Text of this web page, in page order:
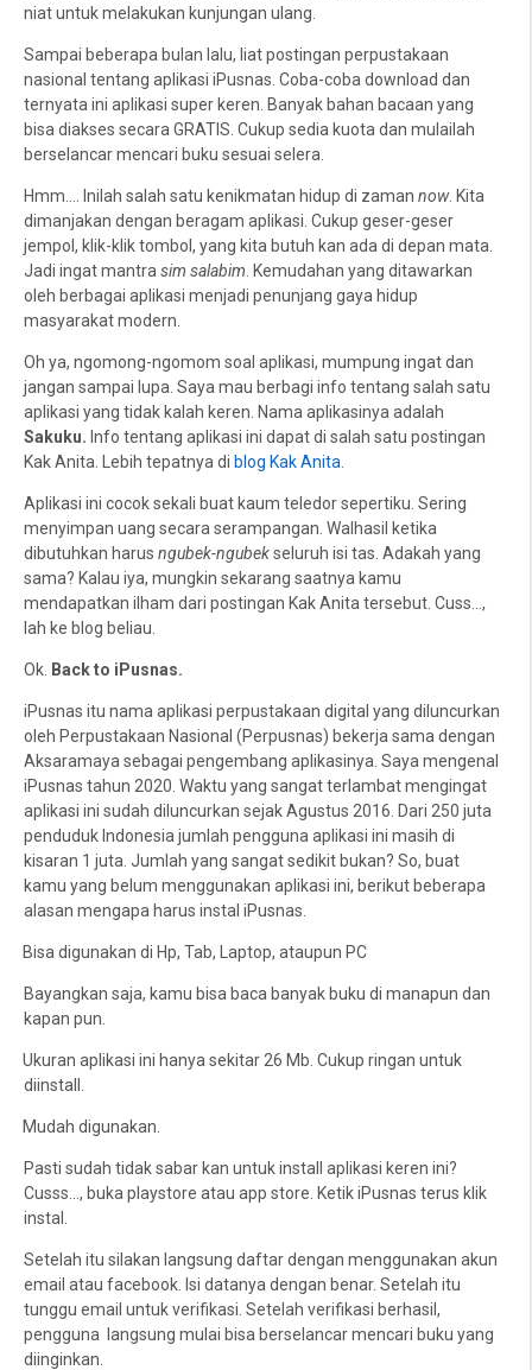
niat untuk melakukan kunjungan ulang.
Sampai beberapa bulan lalu, liat postingan perpustakaan
nasional tentang aplikasi iPusnas. Coba-coba download dan
ternyata ini aplikasi super keren. Banyak bahan bacaan yang
bisa diakses secara GRATIS. Cukup sedia kuota dan mulailah
berselancar mencari buku sesuai selera.
Hmm.... Inilah salah satu kenikmatan hidup di zaman now. Kita
dimanjakan dengan beragam aplikasi. Cukup geser-geser
jempol, klik-klik tombol, yang kita butuh kan ada di depan mata.
Jadi ingat mantra sim salabim . Kemudahan yang ditawarkan
oleh berbagai aplikasi menjadi penunjang gaya hidup
masyarakat modern.
Oh ya, ngomong-ngomom soal aplikasi, mumpung ingat dan
jangan sampai lupa. Saya mau berbagi info tentang salah satu
aplikasi yang tidak kalah keren. Nama aplikasinya adalah
Sakuku. Info tentang aplikasi ini dapat di salah satu postingan
Kak Anita. Lebih tepatnya di blog Kak Anita
Aplikasi ini cocok sekali buat kaum teledor sepertiku. Sering
menyimpan uang secara serampangan. Walhasil ketika
dibutuhkan harus ngubek-ngubekseluruh isi tas. Adakah yang
sama? Kalau iya, mungkin sekarang saatnya kamu
mendapatkan ilham dari postingan Kak Anita tersebut. Cuss...,
lah ke blog beliau.
Ok. Back to iPusnas.
iPusnas itu nama aplikasi perpustakaan digital yang diluncurkan
oleh Perpustakaan Nasional (Perpusnas) bekerja sama dengan
Aksaramaya sebagai pengembang aplikasinya. Saya mengenal
iPusnas tahun 2020. Waktu yang sangat terlambat mengingat
aplikasi ini sudah diluncurkan sejak Agustus 2016. Dari 250 juta
penduduk Indonesia jumlah pengguna aplikasi ini masih di
kisaran 1 juta. Jumlah yang sangat sedikit bukan? So, buat
kamu yang belum menggunakan aplikasi ini, berikut beberapa
alasan mengapa harus instal iPusnas.
Bisa digunakan di Hp, Tab, Laptop, ataupun PC
Bayangkan saja, kamu bisa baca banyak buku di manapun dan
kapan pun.
Ukuran aplikasi ini hanya sekitar 26 Mb. Cukup ringan untuk
diinstall.
Mudah digunakan.
Pasti sudah tidak sabar kan untuk install aplikasi keren ini?
Cusss..., buka playstore atau app store. Ketik iPusnas terus klik
instal.
Setelah itu silakan langsung daftar dengan menggunakan akun
email atau facebook. Isi datanya dengan benar. Setelah itu
tunggu email untuk verifikasi. Setelah verifikasi berhasil,
pengguna
langsung mulai bisa berselancar mencari buku yang
diinginkan.